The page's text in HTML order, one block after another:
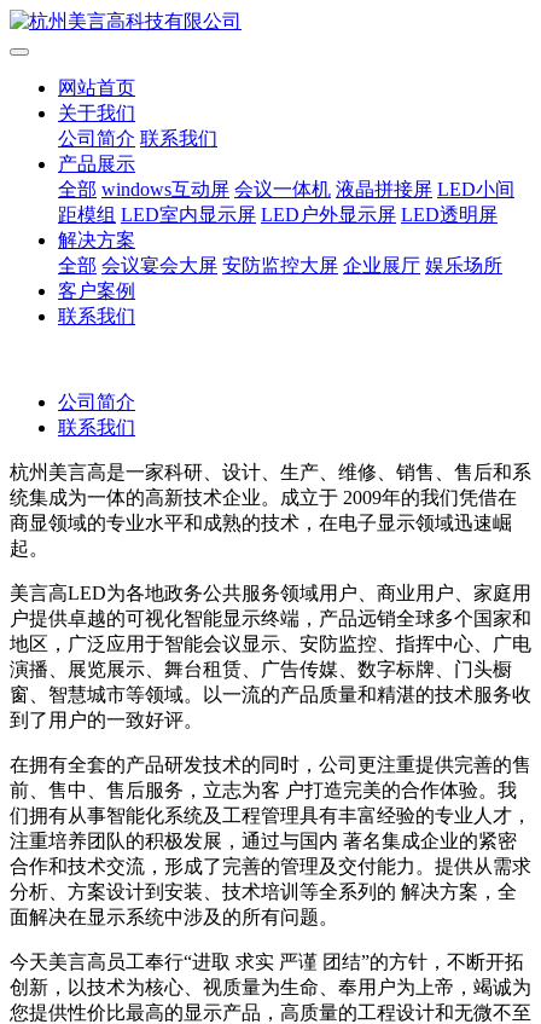
网站首页
关于我们
公司简介 联系我们
产品展示
全部 windows互动屏 会议一体机 液晶拼接屏 LED小间
距模组 LED室内显示屏 LED户外显示屏 LED透明屏
解决方案
全部 会议宴会大屏 安防监控大屏 企业展厅 娱乐场所
客户案例
联系我们
公司简介
联系我们
杭州美言高是一家科研、设计、生产、维修、销售、售后和系
统集成为一体的高新技术企业。成立于 2009年的我们凭借在
商显领域的专业水平和成熟的技术，在电子显示领域迅速崛
起。
美言高LED为各地政务公共服务领域用户、商业用户、家庭用
户提供卓越的可视化智能显示终端，产品远销全球多个国家和
地区，广泛应用于智能会议显示、安防监控、指挥中心、广电
演播、展览展示、舞台租赁、广告传媒、数字标牌、门头橱
窗、智慧城市等领域。以一流的产品质量和精湛的技术服务收
到了用户的一致好评。
在拥有全套的产品研发技术的同时，公司更注重提供完善的售
前、售中、售后服务，立志为客 户打造完美的合作体验。我
们拥有从事智能化系统及工程管理具有丰富经验的专业人才，
注重培养团队的积极发展，通过与国内 著名集成企业的紧密
合作和技术交流，形成了完善的管理及交付能力。提供从需求
分析、方案设计到安装、技术培训等全系列的 解决方案，全
面解决在显示系统中涉及的所有问题。
今天美言高员工奉行“进取 求实 严谨 团结”的方针，不断开拓
创新，以技术为核心、视质量为生命、奉用户为上帝，竭诚为
您提供性价比最高的显示产品，高质量的工程设计和无微不至